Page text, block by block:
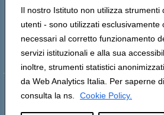
Il nostro Istituto non utilizza strumenti
utenti - sono utilizzati esclusivamente
necessari al corretto funzionamento
servizi istituzionali e alla sua
inoltre, strumenti statistici
da Web Analytics Italia. Per saperne
consulta la ns.
Cookie Policy.
Sede succursale con liceo musicale:
via S. Pellico, 80011 Acerra (NA), tel:
Email: nais10900c@istruzione.it | PEC:
nais10900c@pec.istruzione.it | Nome
Codice Univoco ufficio: UFOYYV |